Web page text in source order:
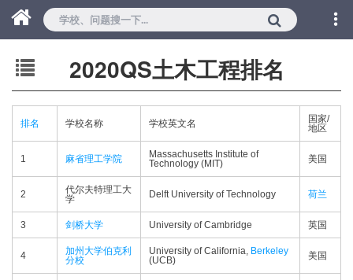
2020QS土木工程排名
排名 学校名称 学校英文名
国家/
地区
1 麻省理工学院
Massachusetts Institute of
Technology (MIT)
美国
2
代尔夫特理工大
学
Delft University of Technology 荷兰
3 剑桥大学 University of Cambridge 英国
4
加州大学伯克利
分校
University of California, Berkeley
(UCB)
美国